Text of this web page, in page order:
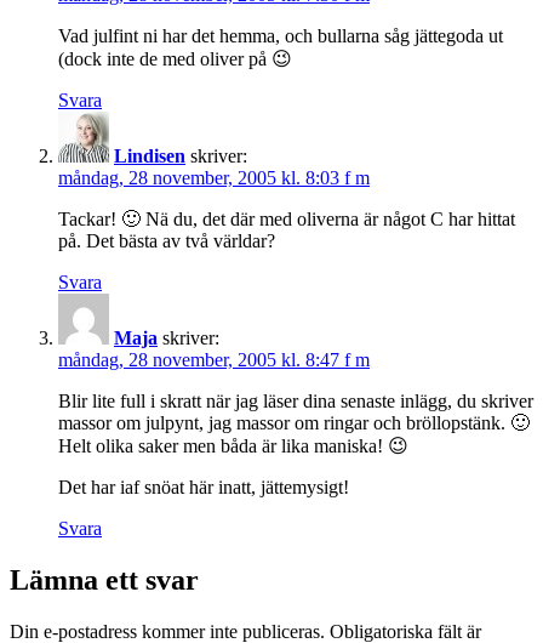
Vad julfint ni har det hemma, och bullarna såg jättegoda ut
(dock inte de med oliver på 😉
Svara
Lindisen skriver:
måndag, 28 november, 2005 kl. 8:03 f m
Tackar! 🙂 Nä du, det där med oliverna är något C har hittat
på. Det bästa av två världar?
Svara
Maja skriver:
måndag, 28 november, 2005 kl. 8:47 f m
Blir lite full i skratt när jag läser dina senaste inlägg, du skriver
massor om julpynt, jag massor om ringar och bröllopstänk. 🙂
Helt olika saker men båda är lika maniska! 😉
Det har iaf snöat här inatt, jättemysigt!
Svara
Lämna ett svar
Din e-postadress kommer inte publiceras. Obligatoriska fält är